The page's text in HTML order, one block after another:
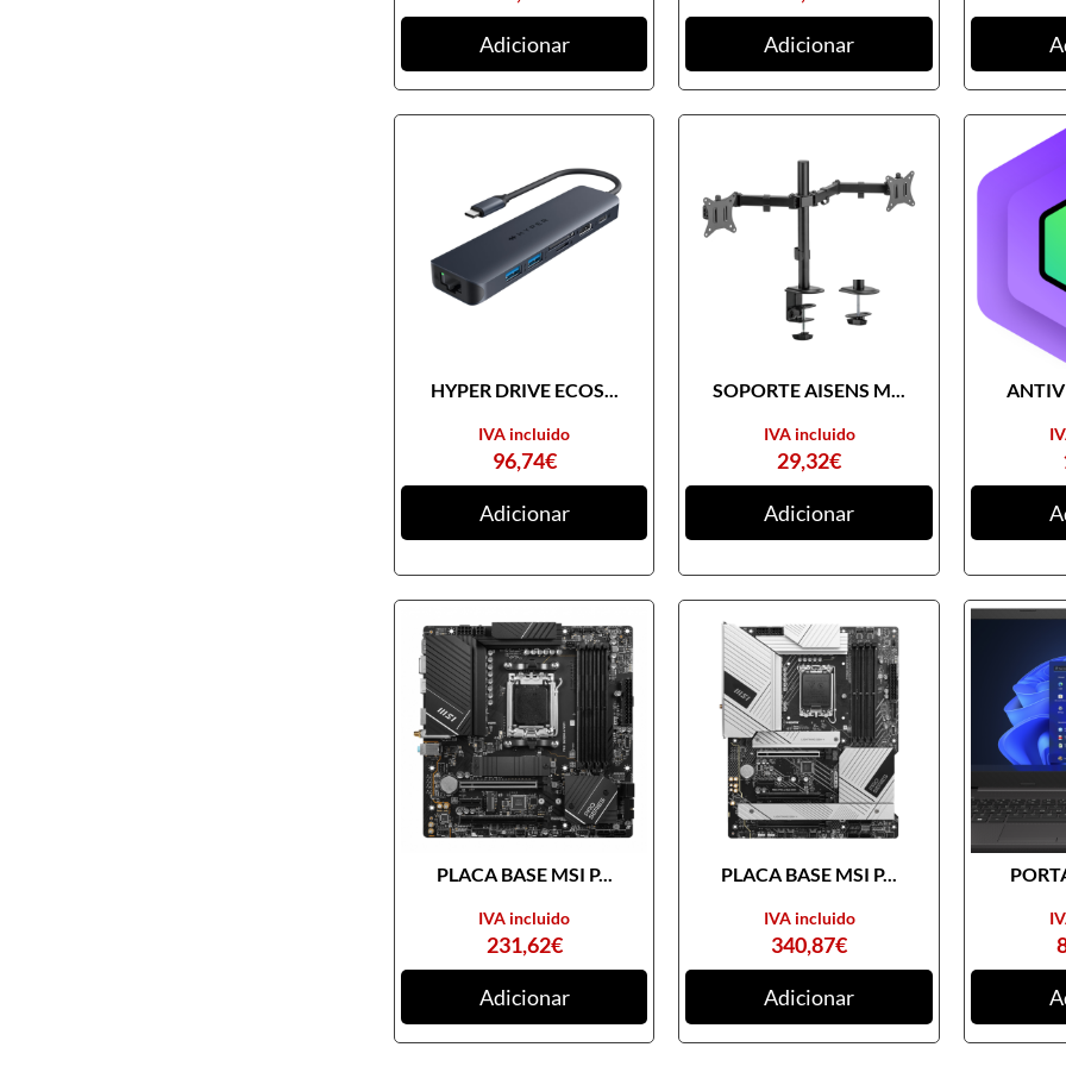
Adicionar
Adicionar
HYPER DRIVE ECOS...
96,74€
IVA incluido
Adicionar
SOPORTE AISENS M...
29,32€
IVA incluido
Adicionar
PLACA BASE MSI P...
231,62€
IVA incluido
Adicionar
PLACA BASE MSI P...
340,87€
IVA incluido
Adicionar